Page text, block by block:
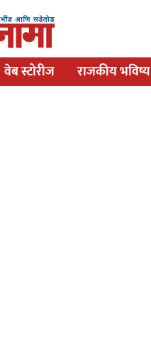
वेब स्टोरीज राजकीय भविष्य